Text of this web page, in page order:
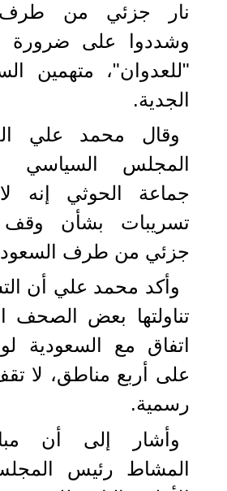
نار جزئي من طرف
وشددوا على
"للعدوان"، متهمين
الجدية.
وقال محمد علي
المجلس السياسي
جماعة الحوثي إنه
تسريبات بشأن وقف
جزئي من طرف
وأكد محمد علي أن
تناولتها بعض الصحف
اتفاق مع السعودية
على أربع مناطق، لا
رسمية.
وأشار إلى أن
المشاط رئيس